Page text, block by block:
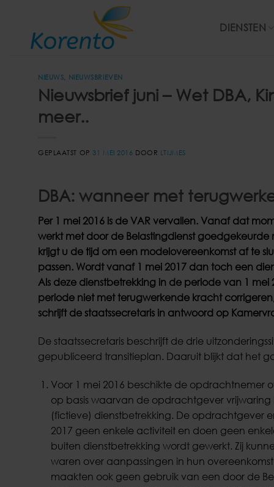
inhoud
DIENSTEN
NIEUWS NIEUWSBRIEVEN
Nieuwsbrief juni – Wet DBA,
meer..
GEPLAATST OP31 MEI 2016 DOOR LTIJMES
DBA: wanneer met
Per 1 mei 2016 is de VAR vervallen. Vanaf dat
werkt met door de Belastingdienst goedgekeurde
krijgt u de tijd om een modelovereenkomst af te
passen. Wordt vanaf 1 mei 2017 dan toch een
Als deze dienstbetrekking in de periode van 1 mei
periode niet met terugwerkende kracht
schrijft de staatssecretaris in antwoord op
De staatssecretaris beschrijft de drie
gepubliceerd transitieplan. Daaruit blijkt dat het
Voor 1 mei 2016 beschikte de opdrachtnemer
op basis waarvan de opdrachtgever
(fictieve) dienstbetrekking. De opdrachtgever
2017 geen enkele activiteit en doen geen
buiten dienstbetrekking wordt gewerkt. Zij
waren over aanpassingen in hun
maakten ook geen gebruik van een door de